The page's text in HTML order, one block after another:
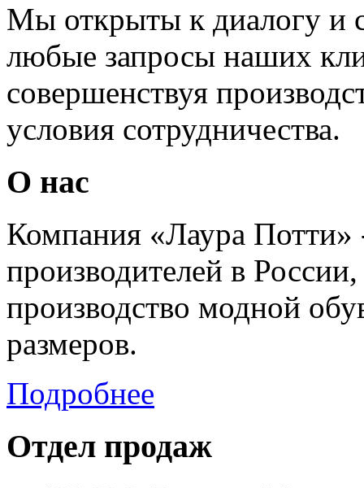
Мы открыты к диалогу и
любые запросы наших
совершенствуя
условия сотрудничества.
О нас
Компания «Лаура
производителей в
производство модной
размеров.
Подробнее
Отдел продаж